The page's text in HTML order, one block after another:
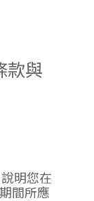
款與
明您在
間所應